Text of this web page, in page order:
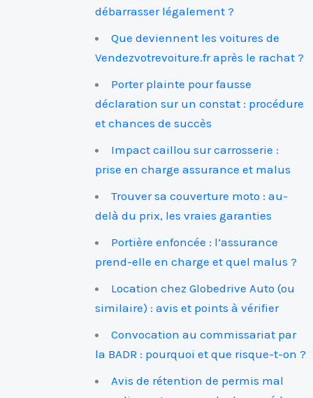
débarrasser légalement ?
Que deviennent les voitures de
Vendezvotrevoiture.fr après le rachat ?
Porter plainte pour fausse
déclaration sur un constat : procédure
et chances de succès
Impact caillou sur carrosserie :
prise en charge assurance et malus
Trouver sa couverture moto : au-
delà du prix, les vraies garanties
Portière enfoncée : l’assurance
prend-elle en charge et quel malus ?
Location chez Globedrive Auto (ou
similaire) : avis et points à vérifier
Convocation au commissariat par
la BADR : pourquoi et que risque-t-on ?
Avis de rétention de permis mal